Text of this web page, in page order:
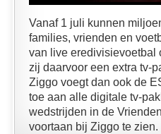
Vanaf 1 juli kunnen
families, vrienden en
van live eredivisievoetbal
zij daarvoor een extra tv-
Ziggo voegt dan ook de
toe aan alle digitale tv-
wedstrijden in de
voortaan bij Ziggo te zien.